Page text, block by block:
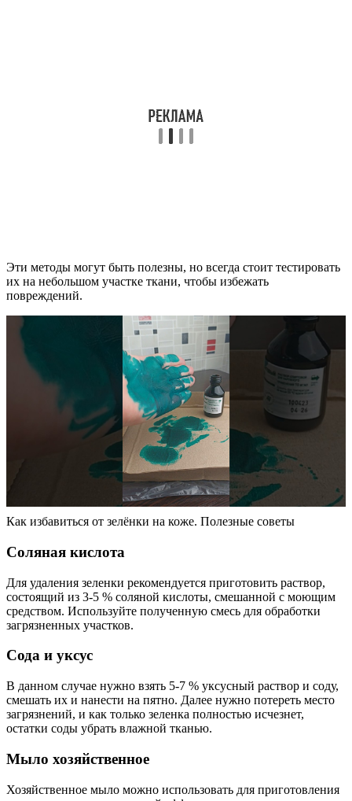
Эти методы могут быть полезны, но всегда стоит тестировать
их на небольшом участке ткани, чтобы избежать
повреждений.
Как избавиться от зелёнки на коже. Полезные советы
Соляная кислота
Для удаления зеленки рекомендуется приготовить раствор,
состоящий из 3-5 % соляной кислоты, смешанной с моющим
средством. Используйте полученную смесь для обработки
загрязненных участков.
Сода и уксус
В данном случае нужно взять 5-7 % уксусный раствор и соду,
смешать их и нанести на пятно. Далее нужно потереть место
загрязнений, и как только зеленка полностью исчезнет,
остатки соды убрать влажной тканью.
Мыло хозяйственное
Хозяйственное мыло можно использовать для приготовления